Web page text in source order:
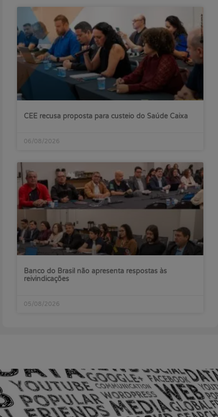
CEE recusa proposta para custeio do Saúde Caixa
06/08/2026
Banco do Brasil não apresenta respostas às
reivindicações
05/08/2026